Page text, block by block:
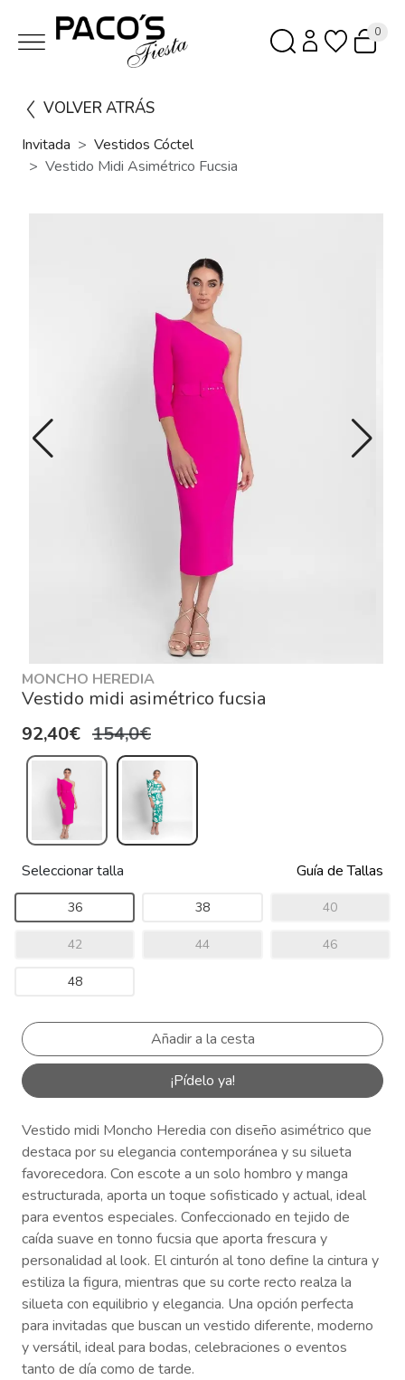
0
VOLVER ATRÁS
Invitada
Vestidos Cóctel
Vestido Midi Asimétrico Fucsia
MONCHO HEREDIA
Vestido midi asimétrico fucsia
92,40€ 154,0€
Seleccionar talla Guía de Tallas
36 38 40
42 44 46
48
¡Pídelo ya!
Vestido midi Moncho Heredia con diseño asimétrico que
destaca por su elegancia contemporánea y su silueta
favorecedora. Con escote a un solo hombro y manga
estructurada, aporta un toque sofisticado y actual, ideal
para eventos especiales. Confeccionado en tejido de
caída suave en tonno fucsia que aporta frescura y
personalidad al look. El cinturón al tono define la cintura y
estiliza la figura, mientras que su corte recto realza la
silueta con equilibrio y elegancia. Una opción perfecta
para invitadas que buscan un vestido diferente, moderno
y versátil, ideal para bodas, celebraciones o eventos
tanto de día como de tarde.